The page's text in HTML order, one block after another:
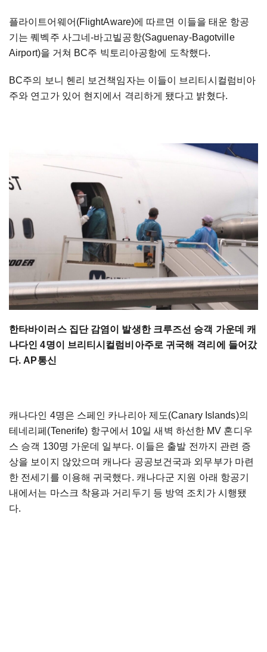
플라이트어웨어(FlightAware)에 따르면 이들을 태운 항공
기는 퀘벡주 사그네-바고빌공항(Saguenay-Bagotville
Airport)을 거쳐 BC주 빅토리아공항에 도착했다.
BC주의 보니 헨리 보건책임자는 이들이 브리티시컬럼비아
주와 연고가 있어 현지에서 격리하게 됐다고 밝혔다.
한타바이러스 집단 감염이 발생한 크루즈선 승객 가운데 캐
나다인 4명이 브리티시컬럼비아주로 귀국해 격리에 들어갔
다. AP통신
캐나다인 4명은 스페인 카나리아 제도(Canary Islands)의
테네리페(Tenerife) 항구에서 10일 새벽 하선한 MV 혼디우
스 승객 130명 가운데 일부다. 이들은 출발 전까지 관련 증
상을 보이지 않았으며 캐나다 공공보건국과 외무부가 마련
한 전세기를 이용해 귀국했다. 캐나다군 지원 아래 항공기
내에서는 마스크 착용과 거리두기 등 방역 조치가 시행됐
다.